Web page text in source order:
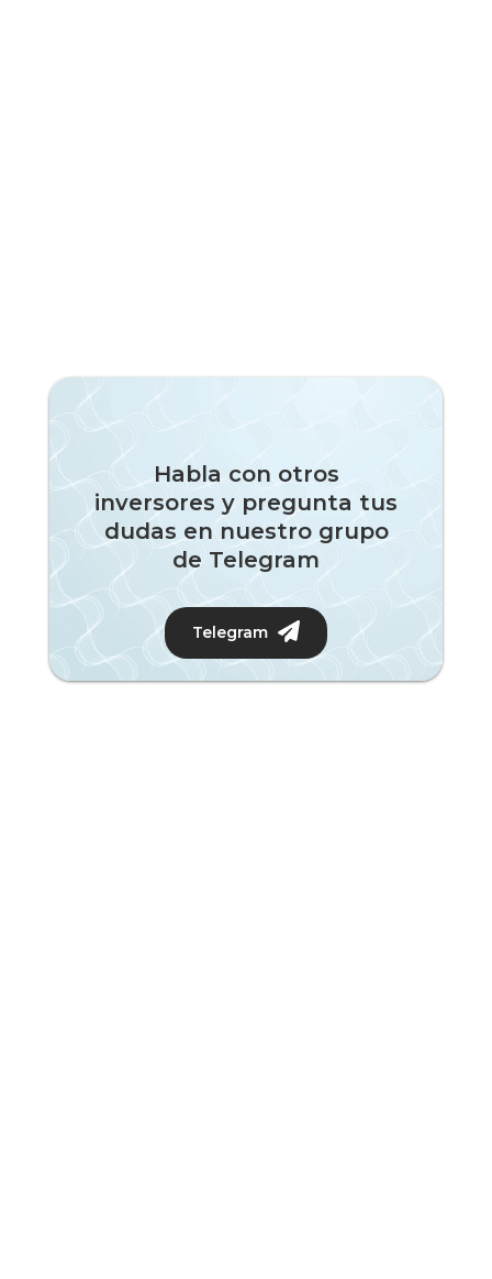
Habla con otros
inversores y pregunta tus
dudas en nuestro grupo
de Telegram
Telegram